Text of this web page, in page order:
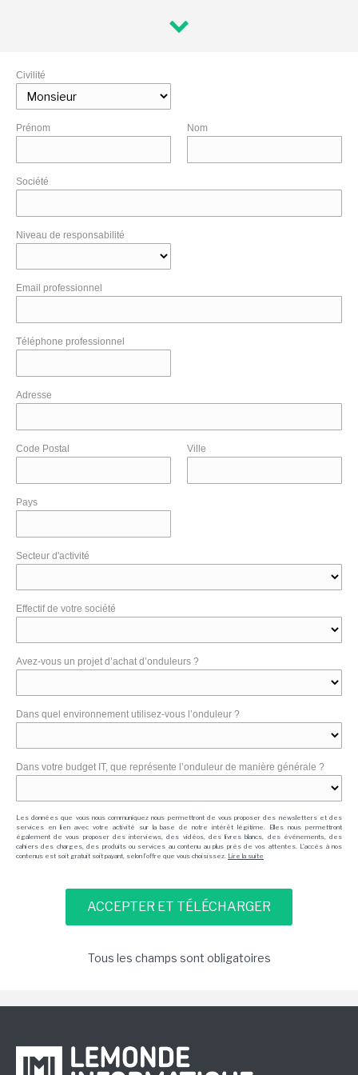
Civilité
Prénom Nom
Société
Niveau de responsabilité
Email professionnel
Téléphone professionnel
Adresse
Code Postal Ville
Pays
Secteur d'activité
Effectif de votre société
Avez-vous un projet d’achat d’onduleurs ?
Dans quel environnement utilisez-vous l’onduleur ?
Dans votre budget IT, que représente l’onduleur de manière générale ?
Les données que vous nous communiquez nous permettront de vous proposer des newsletters et des
services en lien avec votre activité sur la base de notre intérêt légitime. Elles nous permettront
également de vous proposer des interviews, des vidéos, des livres blancs, des événements, des
cahiers des charges, des produits ou services au contenu au plus près de vos attentes. L'accès à nos
contenus est soit gratuit soit payant, selon l'offre que vous choisissez. Lire la suite
Tous les champs sont obligatoires